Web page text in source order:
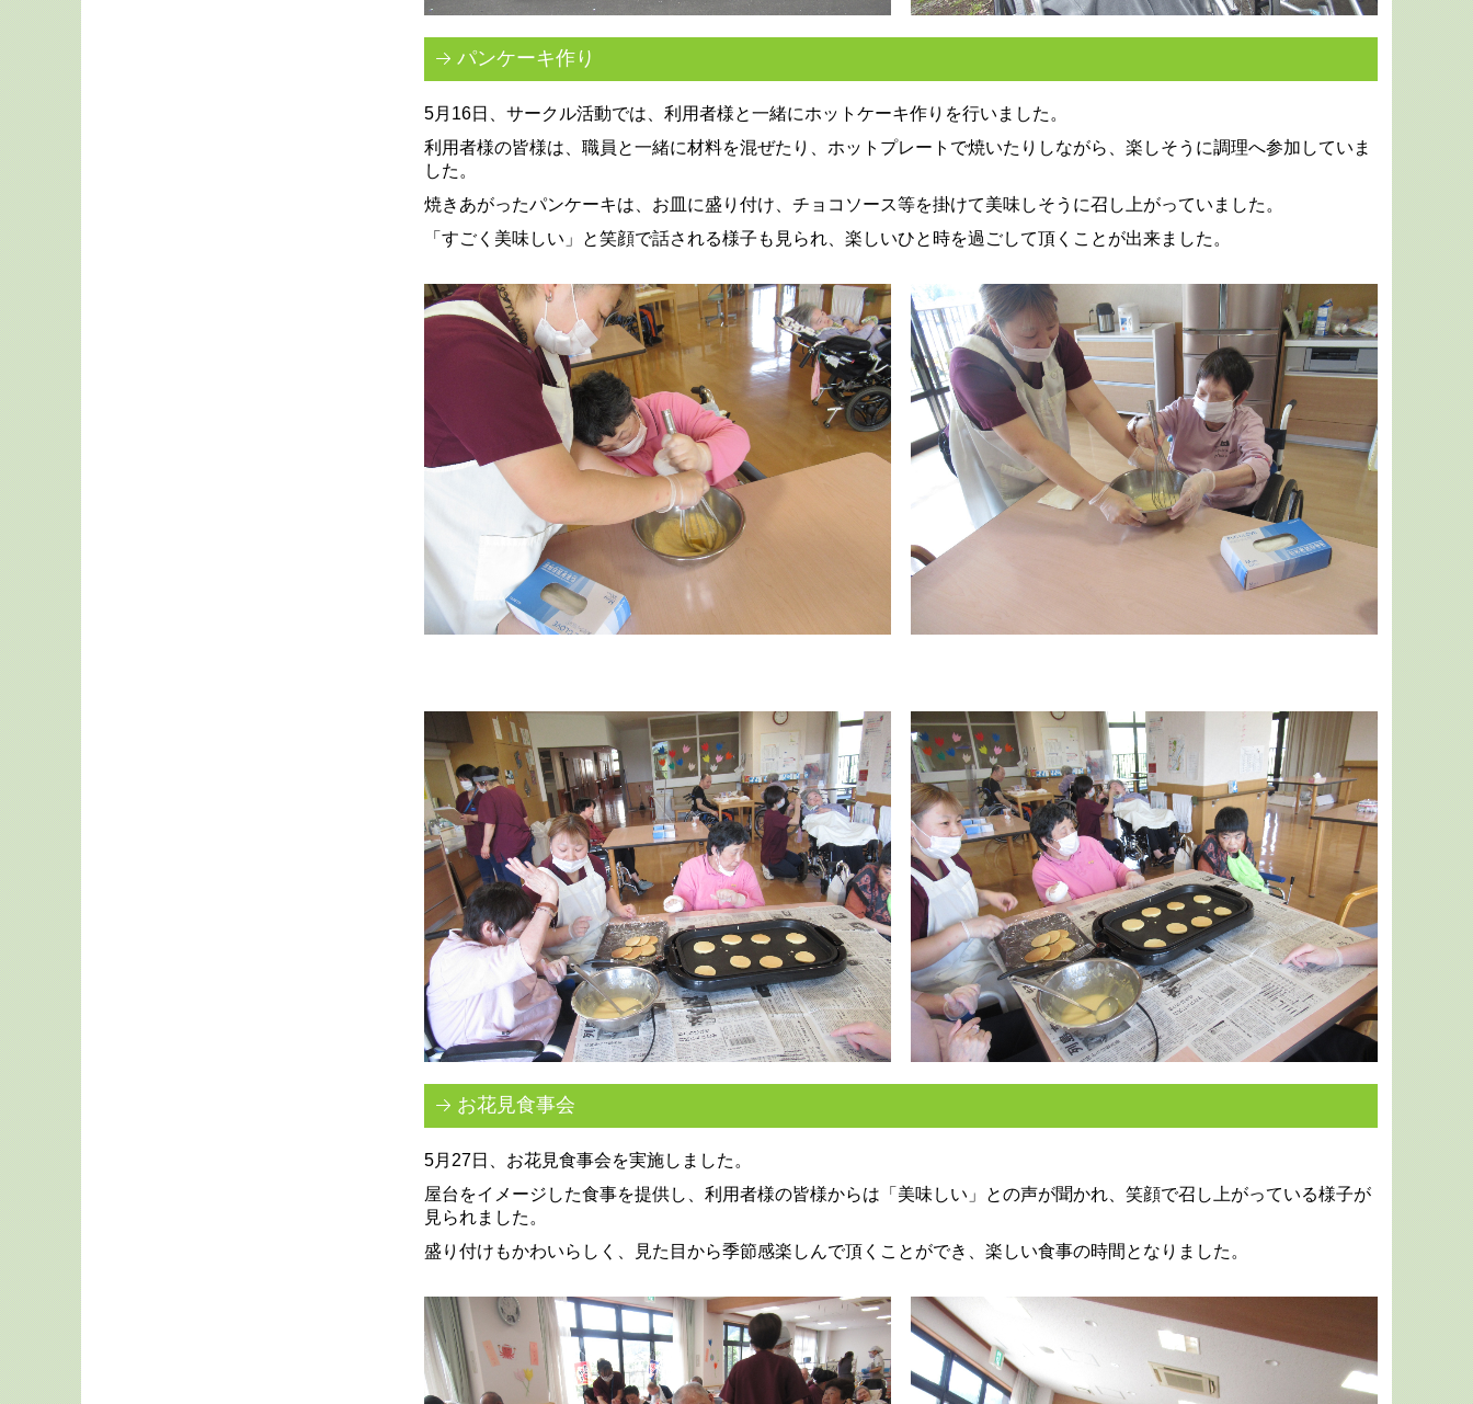
パンケーキ作り
5月16日、サークル活動では、利用者様と一緒にホットケーキ作りを行いました。
利用者様の皆様は、職員と一緒に材料を混ぜたり、ホットプレートで焼いたりしながら、楽しそうに調理へ参加していま
した。
焼きあがったパンケーキは、お皿に盛り付け、チョコソース等を掛けて美味しそうに召し上がっていました。
「すごく美味しい」と笑顔で話される様子も見られ、楽しいひと時を過ごして頂くことが出来ました。
お花見食事会
5月27日、お花見食事会を実施しました。
屋台をイメージした食事を提供し、利用者様の皆様からは「美味しい」との声が聞かれ、笑顔で召し上がっている様子が
見られました。
盛り付けもかわいらしく、見た目から季節感楽しんで頂くことができ、楽しい食事の時間となりました。